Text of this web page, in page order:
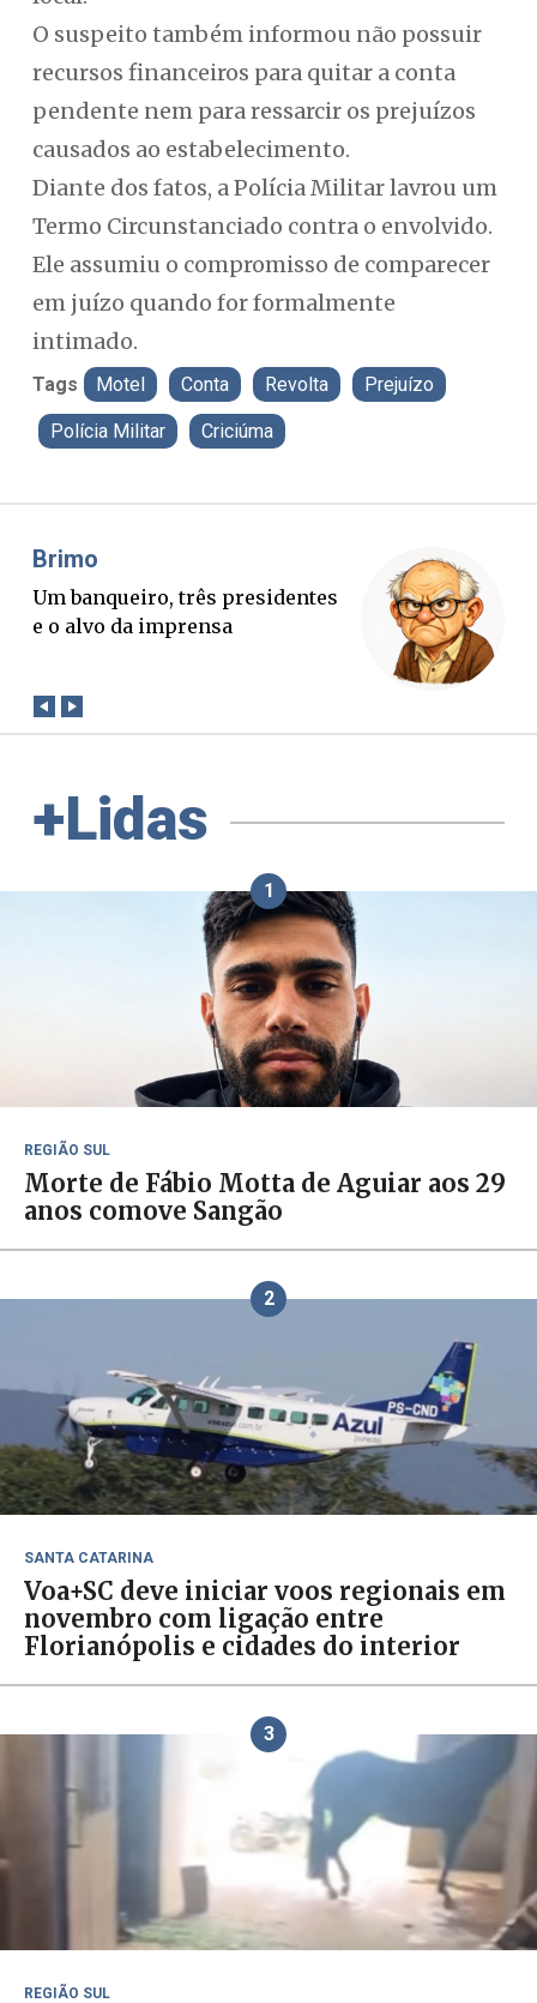
O suspeito também informou não possuir
recursos financeiros para quitar a conta
pendente nem para ressarcir os prejuízos
causados ao estabelecimento.
Diante dos fatos, a Polícia Militar lavrou um
Termo Circunstanciado contra o envolvido.
Ele assumiu o compromisso de comparecer
em juízo quando for formalmente
intimado.
Tags Motel Conta Revolta Prejuízo
Polícia Militar Criciúma
Brimo
Um banqueiro, três presidentes
e o alvo da imprensa
+Lidas
1
REGIÃO SUL
Morte de Fábio Motta de Aguiar aos 29
anos comove Sangão
2
SANTA CATARINA
Voa+SC deve iniciar voos regionais em
novembro com ligação entre
Florianópolis e cidades do interior
3
REGIÃO SUL